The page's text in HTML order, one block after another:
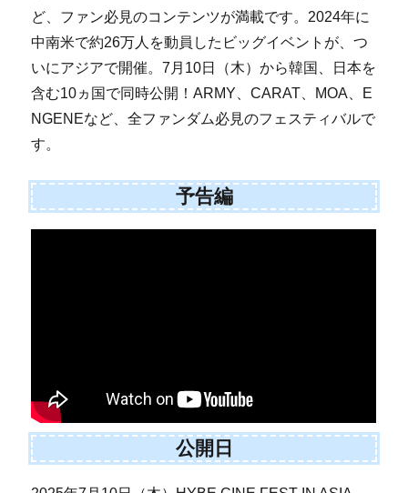
ど、ファン必見のコンテンツが満載です。2024年に
中南米で約26万人を動員したビッグイベントが、つ
いにアジアで開催。7月10日（木）から韓国、日本を
含む10ヵ国で同時公開！ARMY、CARAT、MOA、E
NGENEなど、全ファンダム必見のフェスティバルで
す。
予告編
公開日